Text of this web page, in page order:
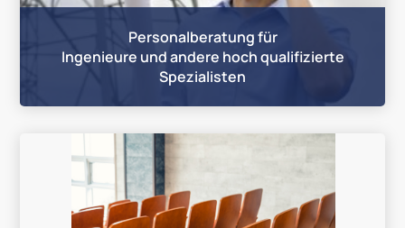
Personalberatung für
Ingenieure und andere hoch qualifizierte
Spezialisten